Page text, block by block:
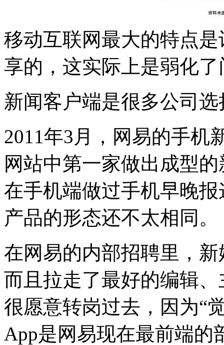
移动互联网最大的特点
享的，这实际上是弱化
新闻客户端是很多公司
2011年3月，网易的手机
网站中第一家做出成型
在手机端做过手机早晚
产品的形态还不太相同。
在网易的内部招聘里，
而且拉走了最好的编辑
很愿意转岗过去，因为“
App是网易现在最前端的